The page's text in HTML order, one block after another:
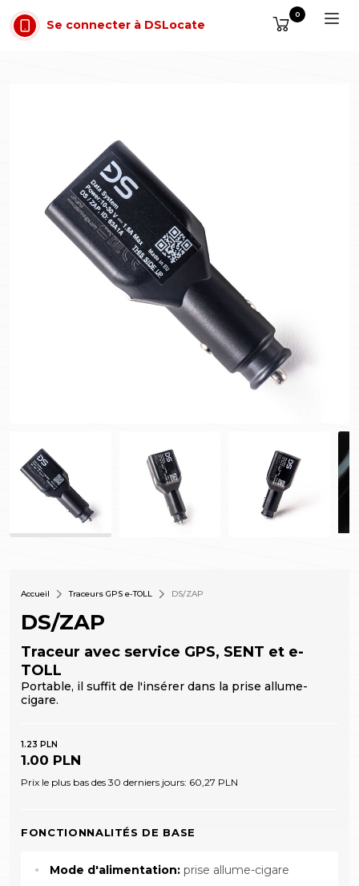
Aller au contenu
Se connecter à DSLocate
0
Accueil Traceurs GPS e-TOLL DS/ZAP
DS/ZAP
Traceur avec service GPS, SENT et e-
TOLL
Portable, il suffit de l'insérer dans la prise allume-
cigare.
1.23 PLN
1.00 PLN
Prix le plus bas des 30 derniers jours: 60,27 PLN
FONCTIONNALITÉS DE BASE
Mode d'alimentation: prise allume-cigare